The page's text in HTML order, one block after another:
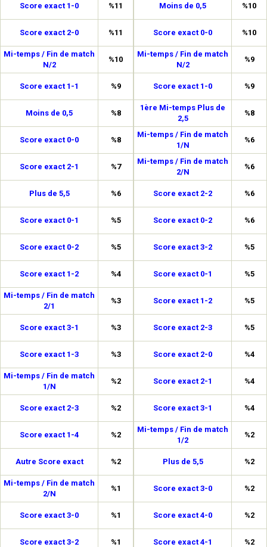
Score exact 1-0 %11
Score exact 2-0 %11
Mi-temps / Fin de match
N/2
%10
Score exact 1-1 %9
Moins de 0,5 %8
Score exact 0-0 %8
Score exact 2-1 %7
Plus de 5,5 %6
Score exact 0-1 %5
Score exact 0-2 %5
Score exact 1-2 %4
Mi-temps / Fin de match
2/1
%3
Score exact 3-1 %3
Score exact 1-3 %3
Mi-temps / Fin de match
1/N
%2
Score exact 2-3 %2
Score exact 1-4 %2
Autre Score exact %2
Mi-temps / Fin de match
2/N
%1
Score exact 3-0 %1
Score exact 3-2 %1
Moins de 0,5 %10
Score exact 0-0 %10
Mi-temps / Fin de match
N/2
%9
Score exact 1-0 %9
1ère Mi-temps Plus de
2,5
%8
Mi-temps / Fin de match
1/N
%6
Mi-temps / Fin de match
2/N
%6
Score exact 2-2 %6
Score exact 0-2 %6
Score exact 3-2 %5
Score exact 0-1 %5
Score exact 1-2 %5
Score exact 2-3 %5
Score exact 2-0 %4
Score exact 2-1 %4
Score exact 3-1 %4
Mi-temps / Fin de match
1/2
%2
Plus de 5,5 %2
Score exact 3-0 %2
Score exact 4-0 %2
Score exact 4-1 %2